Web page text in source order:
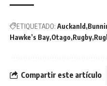
ETIQUETADO: Auckanld
Hawke’s Bay Otago Rugby
Compartir este artículo